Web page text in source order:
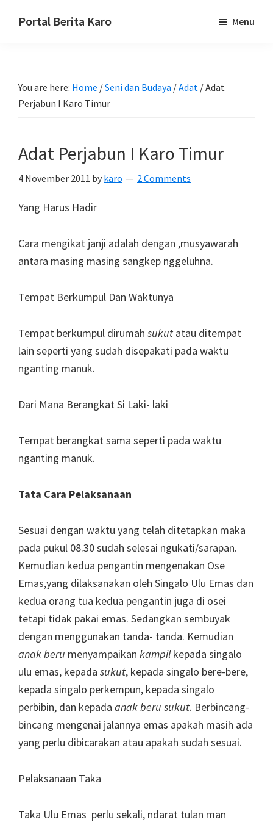
Portal Berita Karo
Karo,
sejarah
Menu
You are here: Home /Seni dan Budaya /Adat /Adat
Perjabun I Karo Timur
Adat Perjabun I Karo Timur
4 November 2011 by karo 2 Comments
Yang Harus Hadir
Cara mengikat janji adalah dengan ,musyawarah
antara masing masing sangkep nggeluhna.
Tempat Berkumpul Dan Waktunya
Tempat berkumpul dirumah sukut atau ditempat
lain seperti yang sudah disepakati pada waktu
nganting manuk.
Dari Mana Berangkat Si Laki- laki
Tempat berangkat sama seperti pada waktu
nganting manuk.
Tata Cara Pelaksanaan
Sesuai dengan waktu yang telah ditetapkan maka
pada pukul 08.30 sudah selesai ngukati/sarapan.
Kemudian kedua pengantin mengenakan Ose
Emas,yang dilaksanakan oleh Singalo Ulu Emas dan
kedua orang tua kedua pengantin juga di osei
tetapi tidak pakai emas. Sedangkan sembuyak
dengan menggunakan tanda- tanda. Kemudian
anak beru menyampaikan kampilkepada singalo
ulu emas, kepada sukut, kepada singalo bere-bere,
kepada singalo perkempun, kepada singalo
perbibin, dan kepada anak beru sukut. Berbincang-
bincang mengenai jalannya emas apakah masih ada
yang perlu dibicarakan atau apakah sudah sesuai.
Pelaksanaan Taka
Taka Ulu Emas perlu sekali, ndarat tulan man